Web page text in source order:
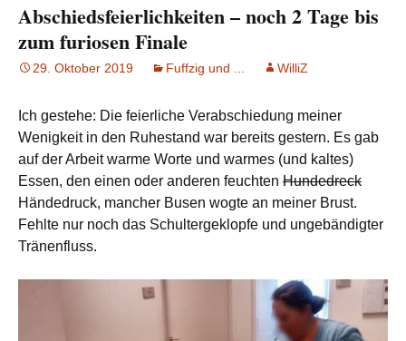
Abschiedsfeierlichkeiten – noch 2 Tage bis
zum furiosen Finale
29. Oktober 2019 Fuffzig und ... WilliZ
Ich gestehe: Die feierliche Verabschiedung meiner
Wenigkeit in den Ruhestand war bereits gestern. Es gab
auf der Arbeit warme Worte und warmes (und kaltes)
Essen, den einen oder anderen feuchten Hundedreck
Händedruck, mancher Busen wogte an meiner Brust.
Fehlte nur noch das Schultergeklopfe und ungebändigter
Tränenfluss.